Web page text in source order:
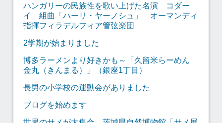
ハンガリーの民族性を歌い上げた名演 コダー
イ 組曲「ハーリ・ヤーノシュ」 オーマンディ
指揮フィラデルフィア管弦楽団
2学期が始まりました
博多ラーメンより好きかも～「久留米らーめん
金丸（きんまる）」（銀座1丁目）
長男の小学校の運動会がありました
ブログを始めます